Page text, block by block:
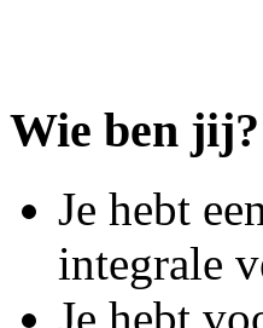
Wie ben jij?
Je hebt
integrale